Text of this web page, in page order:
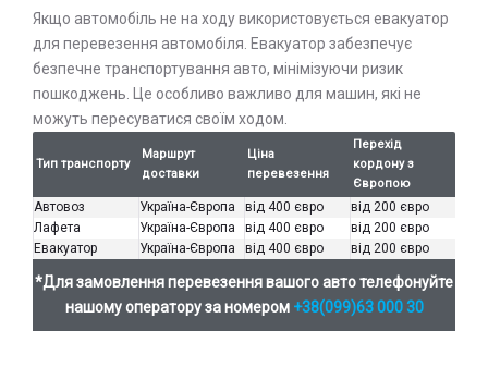
Якщо автомобіль не на ходу використовується евакуатор
для перевезення автомобіля. Евакуатор забезпечує
безпечне транспортування авто, мінімізуючи ризик
пошкоджень. Це особливо важливо для машин, які не
можуть пересуватися своїм ходом.
Тип транспорту
Маршрут
доставки
Ціна
перевезення
Перехід
кордону з
Європою
Автовоз Україна-Європа від 400 євро
від 200 євро
Лафета
Україна-Європа від 400 євро
від 200 євро
Евакуатор
Україна-Європа від 400 євро від 200 євро
*Для замовлення перевезення вашого авто телефонуйте
нашому оператору за номером +38(099)63 000 30